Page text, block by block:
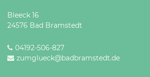
Bleeck 16
24576 Bad Bramstedt
04192-506-827
zumglueck@badbramstedt.de